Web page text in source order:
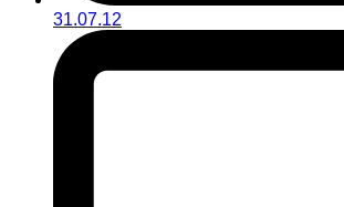
31.07.12